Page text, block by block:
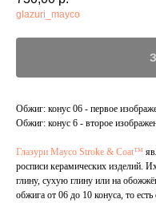
glazuri_mayco
Обжиг: конус 06 - первое
Обжиг: конус 6 - второе
Глазури Mayco Stroke & Coat™
росписи керамических изделий.
глину, сухую глину или на
обжига от 06 до 10 конуса, то